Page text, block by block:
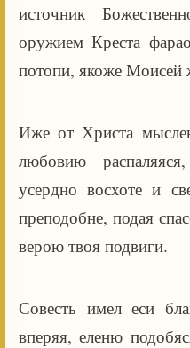
источник
оружием Креста
потопи, якоже Моисей
Иже от Христа
любовию
усердно восхоте и
преподобне, подая
верою твоя подвиги.
Совесть имел еси
вперяя, еленю